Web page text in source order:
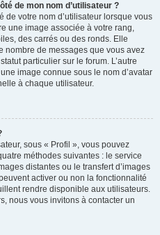
de mon nom d’utilisateur ?
de votre nom d’utilisateur lorsque vous
une image associée à votre rang,
des carrés ou des ronds. Elle
nombre de messages que vous avez
particulier sur le forum. L’autre
image connue sous le nom d’avatar
à chaque utilisateur.
sous « Profil », vous pouvez
méthodes suivantes : le service
distantes ou le transfert d’images
activer ou non la fonctionnalité
rendre disponible aux utilisateurs.
nous vous invitons à contacter un